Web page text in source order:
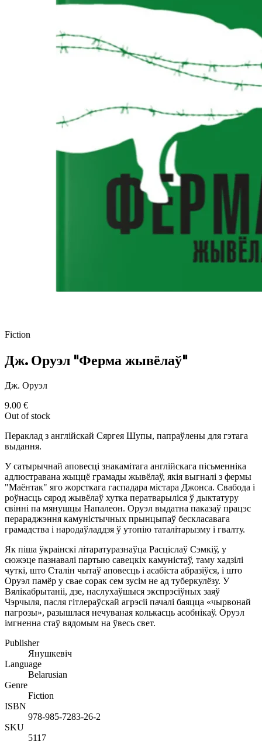
Fiction
Дж. Оруэл "Ферма жывёлаў"
Дж. Оруэл
9.00 €
Out of stock
Пераклад з англійскай Сяргея Шупы, папраўлены для гэтага
выдання.
У сатырычнай аповесці знакамітага англійскага пісьменніка
адлюстравана жыццё грамады жывёлаў, якія выгналі з фермы
"Маёнтак" яго жорсткага гаспадара містара Джонса. Свабода і
роўнасць сярод жывёлаў хутка ператварыліся ў дыктатуру
свінні па мянушцы Напалеон. Оруэл выдатна паказаў працэс
перараджэння камуністычных прынцыпаў бескласавага
грамадства і народаўладдзя ў утопію таталітарызму і гвалту.
Як піша ўкраінскі літаратуразнаўца Расціслаў Сэмкіў, у
сюжэце пазнавалі партыю савецкіх камуністаў, таму хадзілі
чуткі, што Сталін чытаў аповесць і асабіста абразіўся, і што
Оруэл памёр у свае сорак сем зусім не ад туберкулёзу. У
Вялікабрытаніі, дзе, наслухаўшыся экспрэсіўных заяў
Чэрчыля, пасля гітлераўскай агрэсіі пачалі баяцца «чырвонай
пагрозы», разышлася нечуваная колькасць асобнікаў. Оруэл
імгненна стаў вядомым на ўвесь свет.
Publisher
Янушкевіч
Language
Belarusian
Genre
Fiction
ISBN
978-985-7283-26-2
SKU
5117